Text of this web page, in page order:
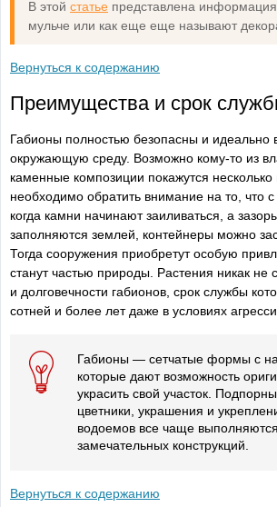
В этой статье представлена
мульче или как еще еще называют
Вернуться к содержанию
Преимущества и срок
Габионы полностью безопасны и идеально
окружающую среду. Возможно кому-то из
каменные композиции покажутся несколько
необходимо обратить внимание на то, что
когда камни начинают заиливаться, а
заполняются землей, контейнеры можно
Тогда сооружения приобретут особую
станут частью природы. Растения никак не
и долговечности габионов, срок службы
сотней и более лет даже в условиях
Габионы — сетчатые формы с
которые дают возможность
украсить свой участок.
цветники, украшения и
водоемов все чаще
замечательных конструкций.
Вернуться к содержанию